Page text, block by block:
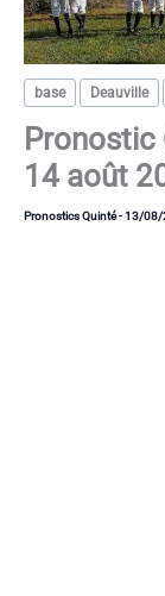
base Deauville
Pronostic
14 août
Pronostics Quinté-13/08/